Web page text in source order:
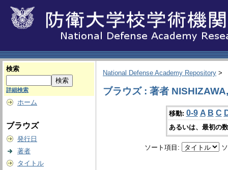
検索
詳細検索
ホーム
ブラウズ
発行日
著者
タイトル
National Defense Academy Repository >
ブラウズ : 著者
移動: 0-9 A B C
あるいは、最初の
ソート項目: